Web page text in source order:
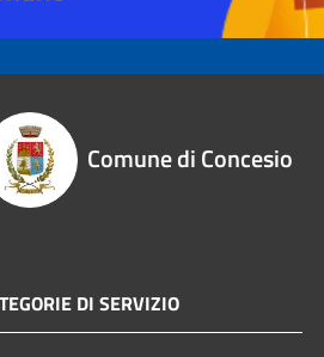
Comune di Concesio
DI SERVIZIO